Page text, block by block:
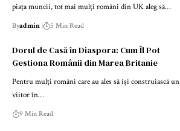
piața muncii, tot mai mulți români din UK aleg să…
Byadmin 5 Min Read
Dorul de Casă în Diaspora: Cum Îl Pot
Gestiona Românii din Marea Britanie
Pentru mulți români care au ales să își construiască un
viitor în…
9 Min Read